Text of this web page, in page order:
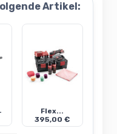
Artikel:
Flex...
395,00 €